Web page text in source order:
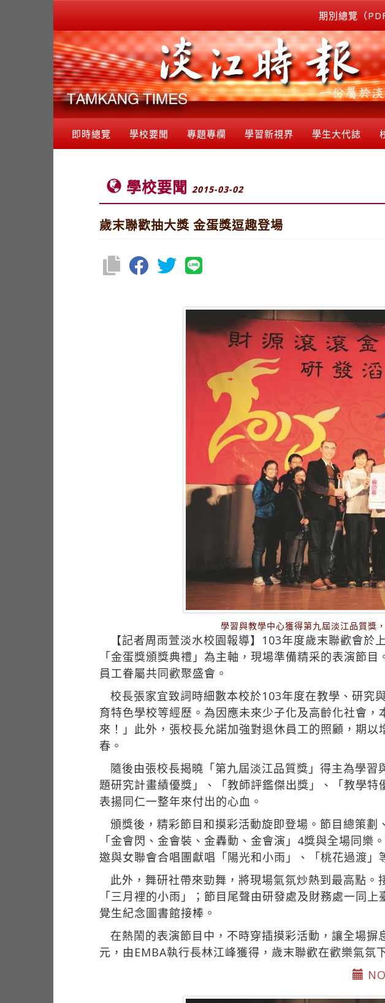
期別總覽（
即時總覽 學校要聞 專題專欄 學習新視界 學生大代誌
學校要聞 2015-03-02
歲末聯歡抽大獎 金蛋獎逗趣登場
學習與教學中心獲得第九屆淡江品質獎
【記者周雨萱淡水校園報導】103年度歲末聯歡會
「金蛋獎頒獎典禮」為主軸，現場準備精采的表演節
員工眷屬共同歡聚盛會。
校長張家宜致詞時細數本校於103年度在教學、研究
育特色學校等經歷。為因應未來少子化及高齡化社會
來！」此外，張校長允諾加強對退休員工的照顧，期
春。
隨後由張校長揭曉「第九屆淡江品質獎」得主為學
題研究計畫績優獎」、「教師評鑑傑出獎」、「教學
表揚同仁一整年來付出的心血。
頒獎後，精彩節目和摸彩活動旋即登場。節目總策
「金會閃、金會裝、金轟動、金會演」4獎與全場同
邀與女聯會合唱團獻唱「陽光和小雨」、「桃花過渡」
此外，舞研社帶來勁舞，將現場氣氛炒熱到最高點
「三月裡的小雨」；節目尾聲由研發處及財務處一同
覺生紀念圖書館接棒。
在熱鬧的表演節目中，不時穿插摸彩活動，讓全場
元，由EMBA執行長林江峰獲得，歲末聯歡在歡樂氣氛